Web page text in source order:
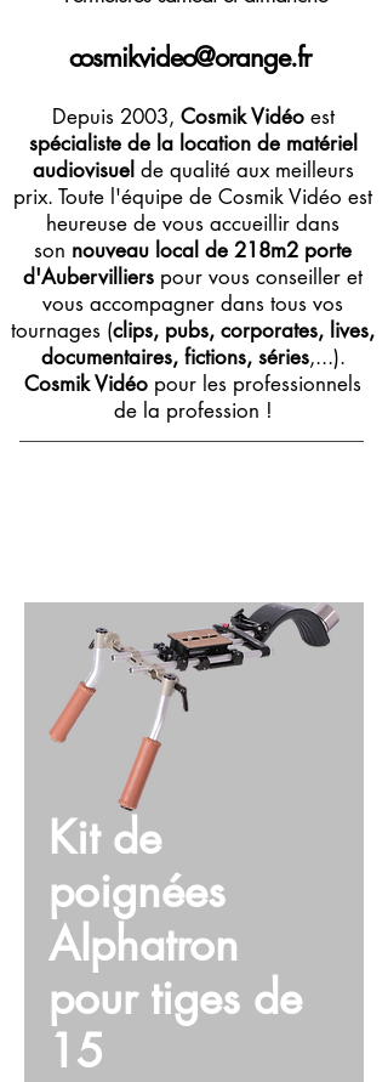
cosmikvideo@orange.fr
Depuis 2003, Cosmik Vidéoest
spécialiste de la location de matériel
audiovisuel de qualité aux meilleurs
prix. Toute l'équipe de Cosmik Vidéo est
heureuse de vous accueillir dans
son nouveau local de 218m2 porte
d'Aubervilliers pour vous conseiller et
vous accompagner dans tous vos
tournages (clips, pubs, corporates, lives,
documentaires, fictions, séries,...).
Cosmik Vidéo pour les professionnels
de la profession !
Kit de
poignées
Alphatron
pour tiges de
15